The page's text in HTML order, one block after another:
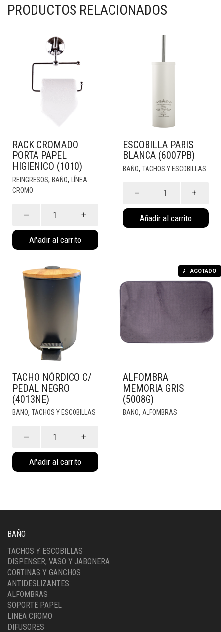
cantidad
PRODUCTOS RELACIONADOS
RACK CROMADO
PORTA PAPEL
HIGIENICO (1010)
REINGRESOS, BAÑO, LÍNEA
CROMO
Porta
Papel
Higienico
cantidad
Añadir al carrito
ESCOBILLA PARIS
BLANCA (6007PB)
BAÑO, TACHOS Y ESCOBILLAS
Blanca
(6007PB)
cantidad
Añadir al carrito
TACHO NÓRDICO C/
PEDAL NEGRO
(4013NE)
BAÑO, TACHOS Y ESCOBILLAS
c/
Pedal
Negro
Añadir al carrito
AGOTADO
AGOTADO
ALFOMBRA
MEMORIA GRIS
(5008G)
BAÑO, ALFOMBRAS
BAÑO
TACHOS Y ESCOBILLAS
DISPENSER, VASO Y JABONERA
CORTINAS Y GANCHOS
ANTIDESLIZANTES
ALFOMBRAS
SOPORTE PAPEL
LINEA CROMO
DIFUSORES